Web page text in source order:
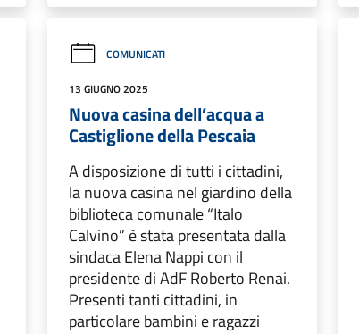
COMUNICATI
13 GIUGNO 2025
Nuova casina dell’acqua a
Castiglione della Pescaia
A disposizione di tutti i cittadini,
la nuova casina nel giardino della
biblioteca comunale “Italo
Calvino” è stata presentata dalla
sindaca Elena Nappi con il
presidente di AdF Roberto Renai.
Presenti tanti cittadini, in
particolare bambini e ragazzi